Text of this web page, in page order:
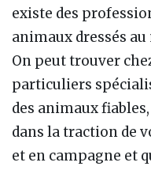
existe des
animaux dressés
On peut trouver
particuliers
des animaux
dans la traction de
et en campagne et